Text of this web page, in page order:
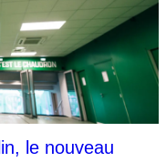
le nouveau